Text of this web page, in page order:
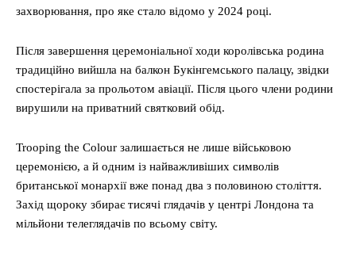
захворювання, про яке стало відомо у 2024 році.
Після завершення церемоніальної ходи королівська родина
традиційно вийшла на балкон Букінгемського палацу, звідки
спостерігала за прольотом авіації. Після цього члени родини
вирушили на приватний святковий обід.
Trooping the Colour залишається не лише військовою
церемонією, а й одним із найважливіших символів
британської монархії вже понад два з половиною століття.
Захід щороку збирає тисячі глядачів у центрі Лондона та
мільйони телеглядачів по всьому світу.